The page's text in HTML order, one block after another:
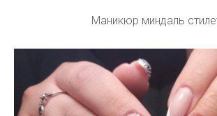
Маникюр миндаль